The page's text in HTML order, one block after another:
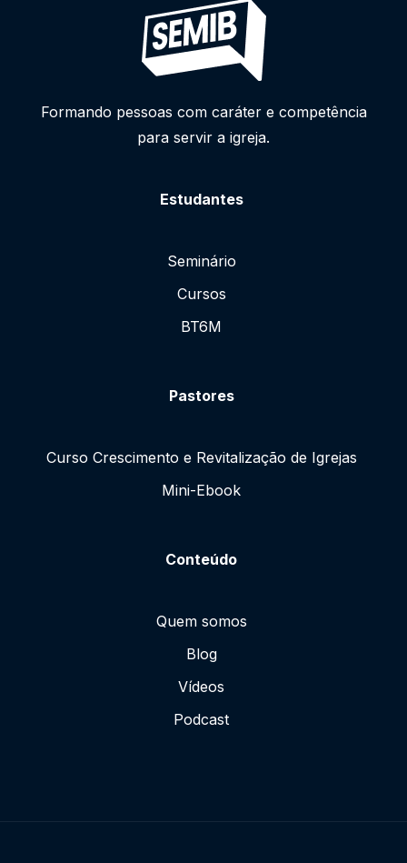
Formando pessoas com caráter e competência
para servir a igreja.
Estudantes
Seminário
Cursos
BT6M
Pastores
Curso Crescimento e Revitalização de Igrejas
Mini-Ebook
Conteúdo
Quem somos
Blog
Vídeos
Podcast